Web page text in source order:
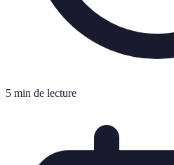
5 min de lecture